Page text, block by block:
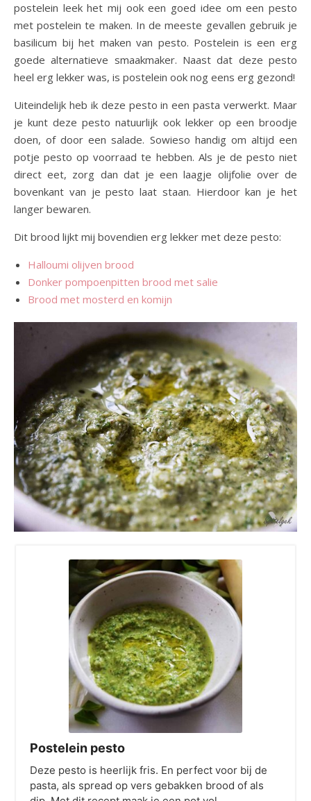
postelein leek het mij ook een goed idee om een pesto
met postelein te maken. In de meeste gevallen gebruik je
basilicum bij het maken van pesto. Postelein is een erg
goede alternatieve smaakmaker. Naast dat deze pesto
heel erg lekker was, is postelein ook nog eens erg gezond!
Uiteindelijk heb ik deze pesto in een pasta verwerkt. Maar
je kunt deze pesto natuurlijk ook lekker op een broodje
doen, of door een salade. Sowieso handig om altijd een
potje pesto op voorraad te hebben. Als je de pesto niet
direct eet, zorg dan dat je een laagje olijfolie over de
bovenkant van je pesto laat staan. Hierdoor kan je het
langer bewaren.
Dit brood lijkt mij bovendien erg lekker met deze pesto:
Halloumi olijven brood
Donker pompoenpitten brood met salie
Brood met mosterd en komijn
Postelein pesto
Deze pesto is heerlijk fris. En perfect voor bij de
pasta, als spread op vers gebakken brood of als